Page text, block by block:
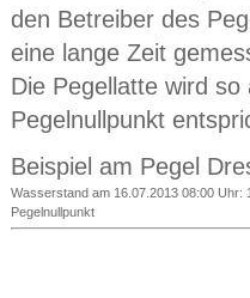
den Betreiber des
eine lange Zeit
Die Pegellatte wird
Pegelnullpunkt
Beispiel am Pegel
Wasserstand am 16.07.2013 08:00 Uhr:
Pegelnullpunkt